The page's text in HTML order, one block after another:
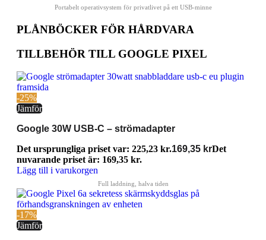
PLÅNBÖCKER FÖR HÅRDVARA
TILLBEHÖR TILL GOOGLE PIXEL
-25%
Jämför
Google 30W USB-C – strömadapter
Det ursprungliga priset var: 225,23 kr.169,35 krDet
nuvarande priset är: 169,35 kr.
Lägg till i varukorgen
-17%
Jämför